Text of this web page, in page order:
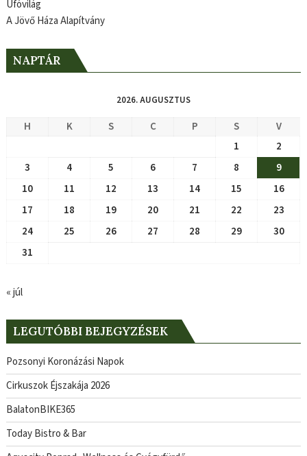
Ufóvilág
A Jövő Háza Alapítvány
NAPTÁR
2026. AUGUSZTUS
H K S C P S
V
1
2
3
4 5 6 7 8
9
10
11 12 13 14 15
16
17
18 19 20 21 22
23
24
25 26 27 28 29
30
31
« júl
LEGUTÓBBI BEJEGYZÉSEK
Pozsonyi Koronázási Napok
Cirkuszok Éjszakája 2026
BalatonBIKE365
Today Bistro & Bar